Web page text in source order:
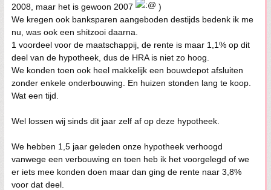
2008, maar het is gewoon 2007
)
We kregen ook banksparen aangeboden destijds bedenk ik me
nu, was ook een shitzooi daarna.
1 voordeel voor de maatschappij, de rente is maar 1,1% op dit
deel van de hypotheek, dus de HRA is niet zo hoog.
We konden toen ook heel makkelijk een bouwdepot afsluiten
zonder enkele onderbouwing. En huizen stonden lang te koop.
Wat een tijd.
Wel lossen wij sinds dit jaar zelf af op deze hypotheek.
We hebben 1,5 jaar geleden onze hypotheek verhoogd
vanwege een verbouwing en toen heb ik het voorgelegd of we
er iets mee konden doen maar dan ging de rente naar 3,8%
voor dat deel.